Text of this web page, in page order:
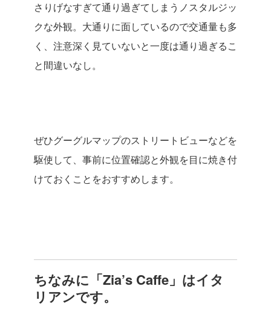
さりげなすぎて通り過ぎてしまうノスタルジッ
クな外観。大通りに面しているので交通量も多
く、注意深く見ていないと一度は通り過ぎるこ
と間違いなし。
ぜひグーグルマップのストリートビューなどを
駆使して、事前に位置確認と外観を目に焼き付
けておくことをおすすめします。
ちなみに「Zia’s Caffe」はイタ
リアンです。